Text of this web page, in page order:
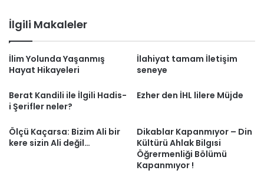
İlgili Makaleler
İlim Yolunda Yaşanmış
Hayat Hikayeleri
İlahiyat tamam İletişim
seneye
Berat Kandili ile İlgili Hadis-
i Şerifler neler?
Ezher den İHL lilere Müjde
Ölçü Kaçarsa: Bizim Ali bir
kere sizin Ali değil…
Dikablar Kapanmıyor – Din
Kültürü Ahlak Bilgısi
Öğrermenliği Bölümü
Kapanmıyor !